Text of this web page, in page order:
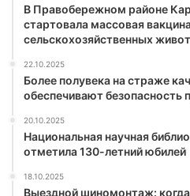
В Правобережном районе
стартовала массовая
сельскохозяйственных
22.10.2025
Более полувека на страже
обеспечивают безопасность
20.10.2025
Национальная научная
отметила 130-летний юбилей
18.10.2025
Выездной шиномонтаж: